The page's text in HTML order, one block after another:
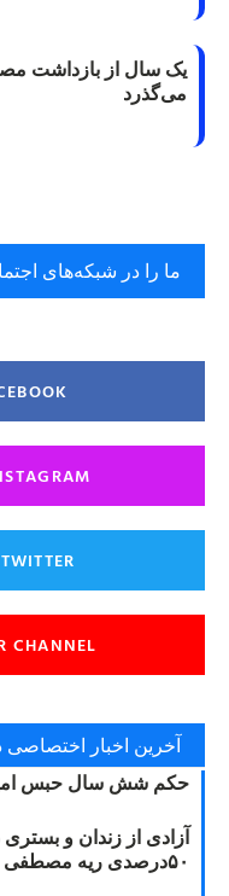
یک سال از بازداشت
می‌گذرد
ما را در شبکه‌های
CHANNEL
آخرین اخبار اختصاصی
حکم شش سال حبس
آزادی از زندان و بستری
۵۰درصدی ریه مصطفی دانشجو